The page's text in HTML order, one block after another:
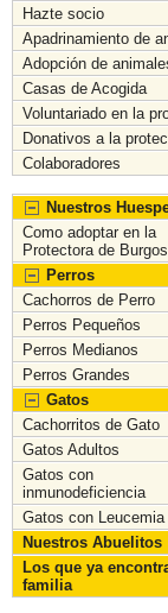
Hazte socio
Apadrinamiento de
Adopción de
Casas de Acogida
Voluntariado en la
Donativos a la
Colaboradores
Nuestros
Como adoptar en la
Protectora de Burgos
Perros
Cachorros de Perro
Perros Pequeños
Perros Medianos
Perros Grandes
Gatos
Cachorritos de Gato
Gatos Adultos
Gatos con
inmunodeficiencia
Gatos con Leucemia
Nuestros Abuelitos
Los que ya
familia